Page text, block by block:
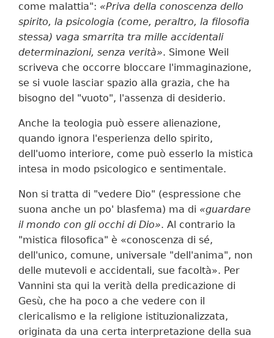
come malattia": «Priva della conoscenza dello
spirito, la psicologia (come, peraltro, la filosofia
stessa) vaga smarrita tra mille accidentali
determinazioni, senza verità». Simone Weil
scriveva che occorre bloccare l'immaginazione,
se si vuole lasciar spazio alla grazia, che ha
bisogno del "vuoto", l'assenza di desiderio.
Anche la teologia può essere alienazione,
quando ignora l'esperienza dello spirito,
dell'uomo interiore, come può esserlo la mistica
intesa in modo psicologico e sentimentale.
Non si tratta di "vedere Dio" (espressione che
suona anche un po' blasfema) ma di «guardare
il mondo con gli occhi di Dio». Al contrario la
"mistica filosofica" è «conoscenza di sé,
dell'unico, comune, universale "dell'anima", non
delle mutevoli e accidentali, sue facoltà». Per
Vannini sta qui la verità della predicazione di
Gesù, che ha poco a che vedere con il
clericalismo e la religione istituzionalizzata,
originata da una certa interpretazione della sua